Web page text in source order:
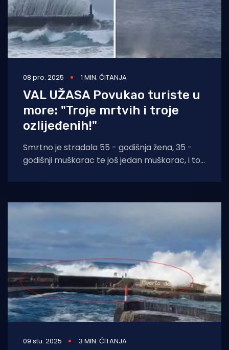
08 pro. 2025 1 MIN. ČITANJA
VAL UŽASA Povukao turiste u
more: "Troje mrtvih i troje
ozlijeđenih!"
Smrtno je stradala 55 - godišnja žena, 35 -
godišnji muškarac te još jedan muškarac, i to
09 stu. 2025 3 MIN. ČITANJA